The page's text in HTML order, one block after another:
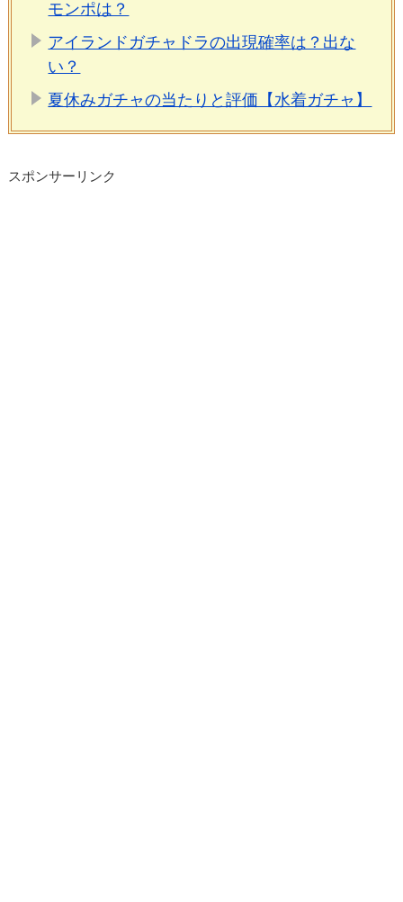
モンポは？
アイランドガチャドラの出現確率は？出な
い？
夏休みガチャの当たりと評価【水着ガチャ】
スポンサーリンク